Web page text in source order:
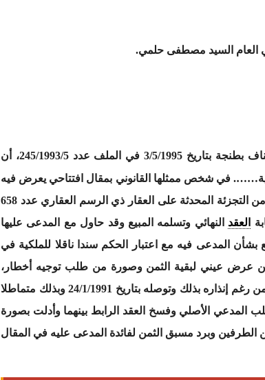
العام السيد مصطفى حلمي.
من وثائق الملف ومن القرار المطعون فيه عدد 1040 اصادر عن محكمة الاستئناف بطنجة بتاريخ 3/5/1995 في الملف عدد 245/1993/5، أن
في شخص ممثلها القانوني بمقال افتتاحي يعرض فيه
أنه اشترى من هذه الأخيرة بموجب عقد مؤقت مؤرخ في 23/2/1984 قطعة أرضية تحمل رقم 11 من التجزئة المحدثة على العقار ذي الرسم العقاري عدد 658
العقد النهائي وتسلمه المبيع وقد حاول مع المدعى عليها
المدعى فيه مع اعتبار الحكم سندا ناقلا للملكية في
عرض عيني لبقية الثمن وصورة من طلب توجيه أخطار،
وأجابت المدعى عليها بمذكرة مع مقال مضاد جاء فيها بأن المدعي الأصلي امتنع من أداء بقية الثمن رغم إنذاره بذلك وتوصله بتاريخ 24/1/1991 وبذلك متماطلا
الأصلي وفسخ العقد الرابط بينهما وأدلت بصورة
الطرفين وبرد مسبق الثمن لفائدة المدعى عليه في المقال